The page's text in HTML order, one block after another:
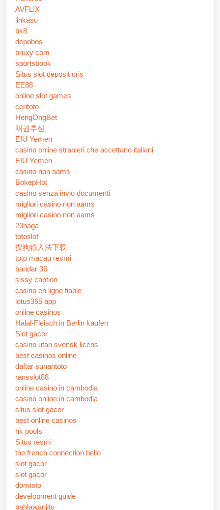
AVFLIX
linkasu
bk8
depobos
bruxy com
sportsbook
Situs slot deposit qris
EE88
online slot games
ceritoto
HengOngBet
채권추심
EIU Yemen
casino online stranieri che accettano italiani
EIU Yemen
casino non aams
BokepHot
casino senza invio documenti
migliori casino non aams
migliori casino non aams
23naga
totoslot
搜狗输入法下载
toto macau resmi
bandar 36
sissy caption
casino en ligne fiable
lotus365 app
online casinos
Halal-Fleisch in Berlin kaufen
Slot gacor
casino utan svensk licens
best casinos online
daftar sunantoto
ransslot88
online casino in cambodia
casino online in cambodia
situs slot gacor
best online casinos
hk pools
Situs resmi
the french connection hello
slot gacor
slot gacor
domtoto
development guide
pahlawanjitu